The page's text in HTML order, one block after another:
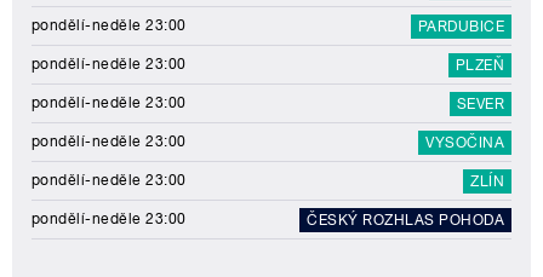
pondělí-neděle 23:00 PARDUBICE
pondělí-neděle 23:00 PLZEŇ
pondělí-neděle 23:00 SEVER
pondělí-neděle 23:00 VYSOČINA
pondělí-neděle 23:00 ZLÍN
pondělí-neděle 23:00 ČESKÝ ROZHLAS POHODA